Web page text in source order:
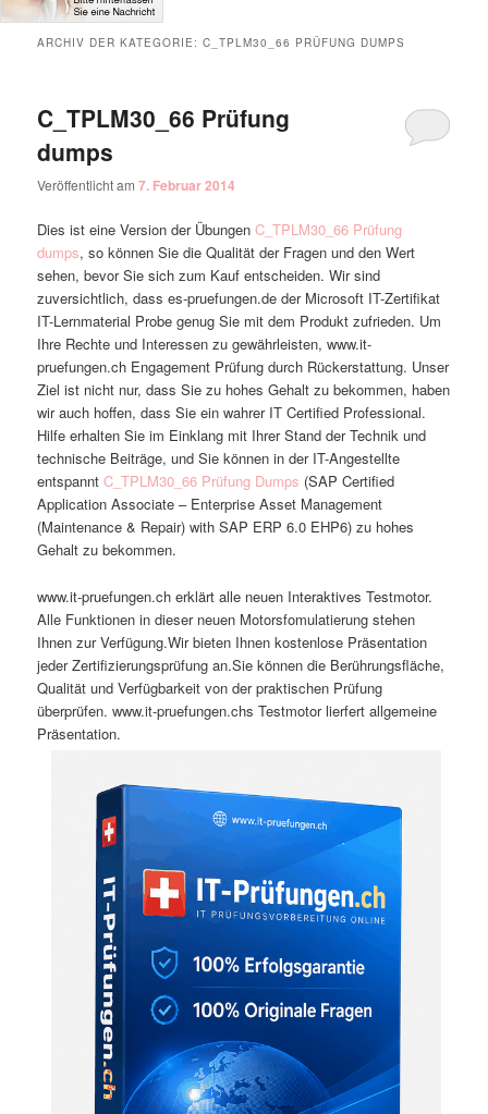
ARCHIV DER KATEGORIE:C_TPLM30_66 PRÜFUNG DUMPS
C_TPLM30_66 Prüfung
dumps
Veröffentlicht am7. Februar 2014
Dies ist eine Version der ÜbungenC_TPLM30_66 Prüfung
dumps, so können Sie die Qualität der Fragen und den Wert
sehen, bevor Sie sich zum Kauf entscheiden. Wir sind
zuversichtlich, dass es-pruefungen.de der Microsoft IT-Zertifikat
IT-Lernmaterial Probe genug Sie mit dem Produkt zufrieden. Um
Ihre Rechte und Interessen zu gewährleisten, www.it-
pruefungen.ch Engagement Prüfung durch Rückerstattung. Unser
Ziel ist nicht nur, dass Sie zu hohes Gehalt zu bekommen, haben
wir auch hoffen, dass Sie ein wahrer IT Certified Professional.
Hilfe erhalten Sie im Einklang mit Ihrer Stand der Technik und
technische Beiträge, und Sie können in der IT-Angestellte
entspanntC_TPLM30_66 Prüfung Dumps (SAP Certified
Application Associate – Enterprise Asset Management
(Maintenance & Repair) with SAP ERP 6.0 EHP6) zu hohes
Gehalt zu bekommen.
www.it-pruefungen.ch erklärt alle neuen Interaktives Testmotor.
Alle Funktionen in dieser neuen Motorsfomulatierung stehen
Ihnen zur Verfügung.Wir bieten Ihnen kostenlose Präsentation
jeder Zertifizierungsprüfung an.Sie können die Berührungsfläche,
Qualität und Verfügbarkeit von der praktischen Prüfung
überprüfen. www.it-pruefungen.chs Testmotor lierfert allgemeine
Präsentation.